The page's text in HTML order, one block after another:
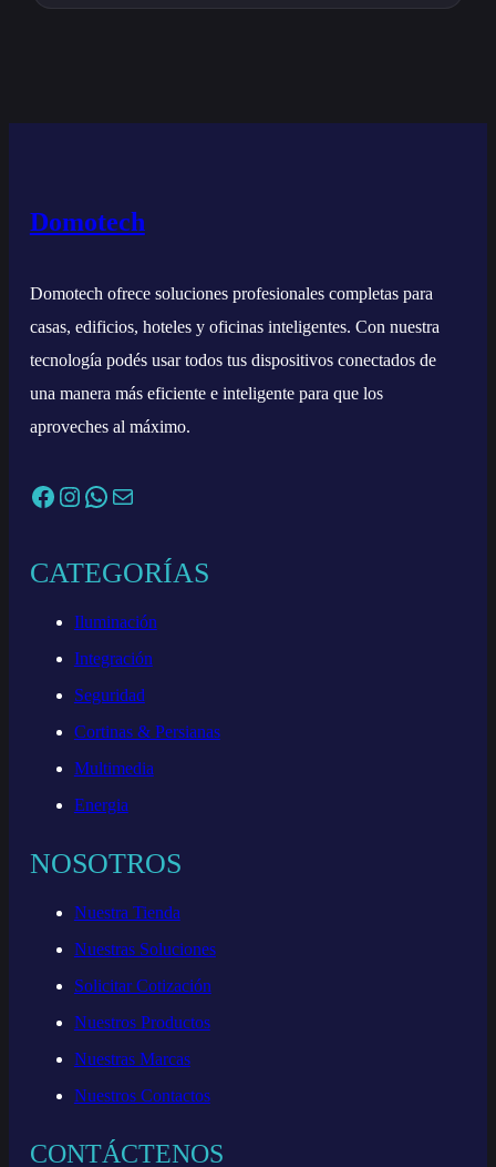
Domotech
Domotech ofrece soluciones profesionales completas para
casas, edificios, hoteles y oficinas inteligentes. Con nuestra
tecnología podés usar todos tus dispositivos conectados de
una manera más eficiente e inteligente para que los
aproveches al máximo.
Facebook Instagram WhatsApp Correo electrónico
CATEGORÍAS
Iluminación
Integración
Seguridad
Cortinas & Persianas
Multimedia
Energia
NOSOTROS
Nuestra Tienda
Nuestras Soluciones
Solicitar Cotización
Nuestros Productos
Nuestras Marcas
Nuestros Contactos
CONTÁCTENOS